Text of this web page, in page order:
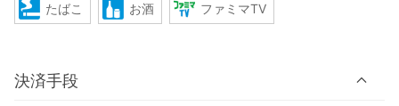
たばこ お酒 ファミマTV
決済手段